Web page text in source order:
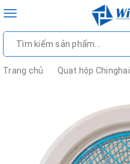
Toggle
Trang chủ Quạt hộp Chinghai